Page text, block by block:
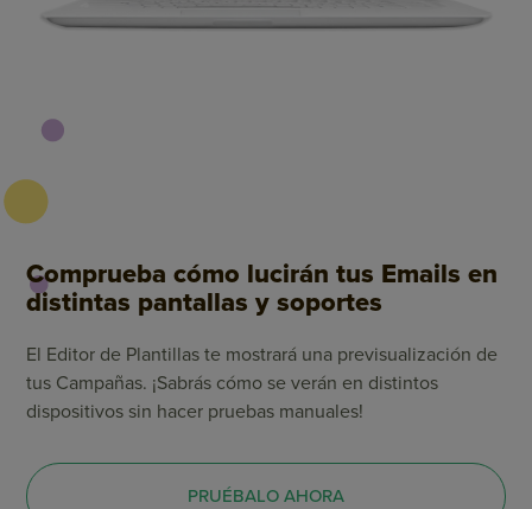
Comprueba cómo lucirán tus Emails en
distintas pantallas y soportes
El Editor de Plantillas te mostrará una previsualización de
tus Campañas. ¡Sabrás cómo se verán en distintos
dispositivos sin hacer pruebas manuales!
PRUÉBALO AHORA